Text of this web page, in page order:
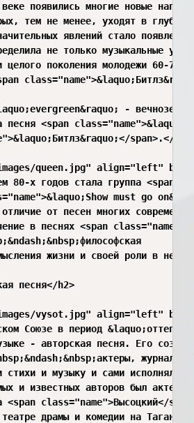
появились многие новые
тем не менее, уходят в глубь
явлений стало
не только музыкальные
целого поколения молодежи 60-70
-
песня <span
span>.</p>
queen.jpg" align="left"
80-х годов стала группа <span
must go
от песен многих
в песнях <span
жизни и своей роли в
песня</h2>
vysot.jpg" align="left"
Союзе в период
- авторская песня. Его
стихи и музыку и сами исполняли
и известных авторов был актер
<span class="name">Высоцкий</
драмы и комедии на Таганке.